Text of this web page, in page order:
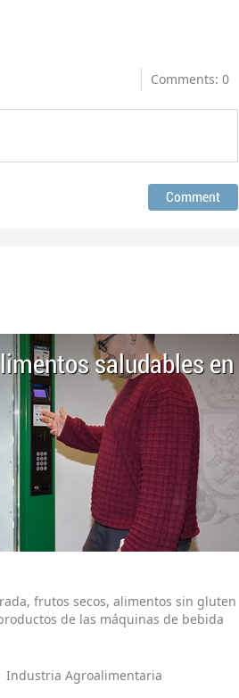
Comments: 0
saludables en
frutos secos, alimentos sin gluten
de las máquinas de bebida
Industria Agroalimentaria